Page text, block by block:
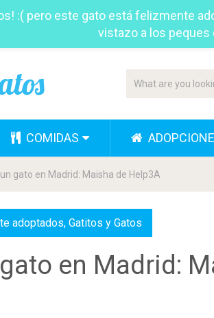
COMIDAS
gato en Madrid: Maisha de Help3A
adoptados, Gatitos y Gatos
en Madrid:
:( pero este gato está felizmente
vistazo a los peques